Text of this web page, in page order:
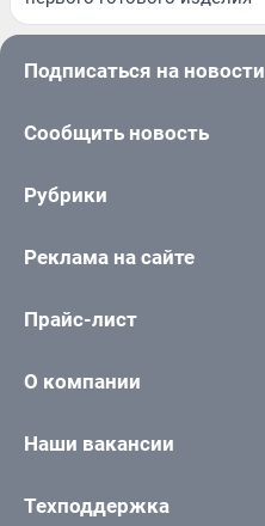
Подписаться на новости
Сообщить новость
Рубрики
Реклама на сайте
Прайс-лист
О компании
Наши вакансии
Техподдержка